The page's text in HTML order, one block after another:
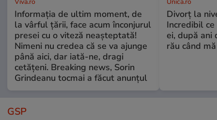
Informația de ultim moment, de
la vârful țării, face acum înconjurul
presei cu o viteză neașteptată!
Nimeni nu credea că se va ajunge
până aici, dar iată-ne, dragi
cetățeni. Breaking news, Sorin
Grindeanu tocmai a făcut anunțul
Divorț la
Incredibil
ei, după ani
rău când
GSP